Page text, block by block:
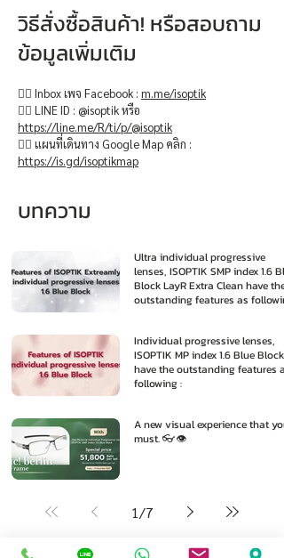
วิธีสั่งซื้อสินค้า! หรือสอบถาม
ข้อมูลเพิ่มเติม
👉🏻 Inbox เพจ Facebook : m.me/isoptik
👉🏻 LINE ID : @isoptik หรือ
https://line.me/R/ti/p/@isoptik
👉🏻 แผนที่เดินทาง Google Map คลิก :
https://is.gd/isoptikmap
บทความ
Ultra individual progressive
lenses, ISOPTIK SMP index 1.6
Block LayR Extra Clean have the
outstanding features as
Individual progressive lenses,
ISOPTIK MP index 1.6 Blue Block
have the outstanding features as
following :
A new visual experience that you
must. 👓👁️
1/7